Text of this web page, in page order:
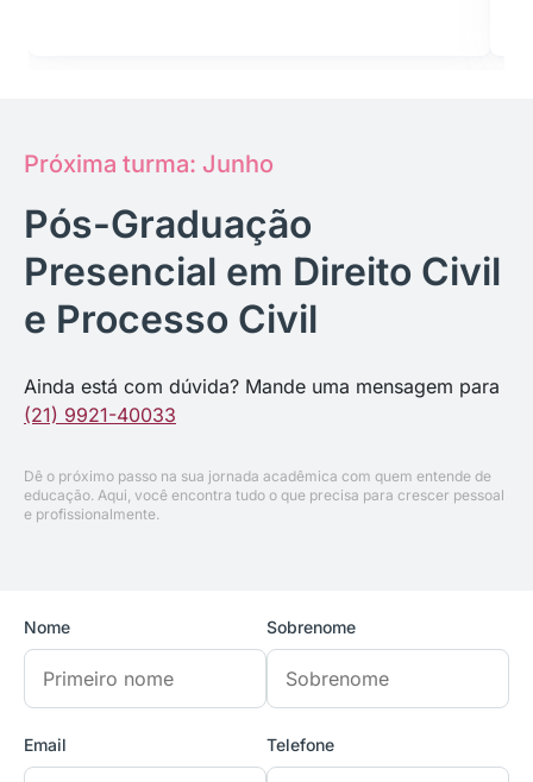
Próxima turma: Junho
Pós-Graduação
Presencial em Direito Civil
e Processo Civil
Ainda está com dúvida? Mande uma mensagem para
(21) 9921-40033
Dê o próximo passo na sua jornada acadêmica com quem entende de
educação. Aqui, você encontra tudo o que precisa para crescer pessoal
e profissionalmente.
Nome Sobrenome
Email Telefone